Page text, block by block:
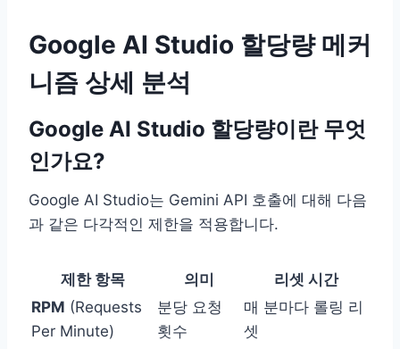
Google AI Studio 할당량 메커
니즘 상세 분석
Google AI Studio 할당량이란 무엇
인가요?
Google AI Studio는 Gemini API 호출에 대해 다음
과 같은 다각적인 제한을 적용합니다.
제한 항목 의미
리셋 시간
RPM (Requests
Per Minute)
분당 요청
횟수
매 분마다 롤링 리
셋